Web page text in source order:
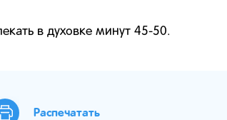
в духовке минут 45-50.
Распечатать